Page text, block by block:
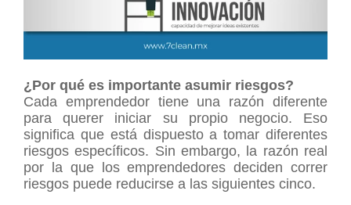
¿Por qué es importante asumir riesgos?
Cada emprendedor tiene una razón diferente
para querer iniciar su propio negocio. Eso
significa que está dispuesto a tomar diferentes
riesgos específicos. Sin embargo, la razón real
por la que los emprendedores deciden correr
riesgos puede reducirse a las siguientes cinco.